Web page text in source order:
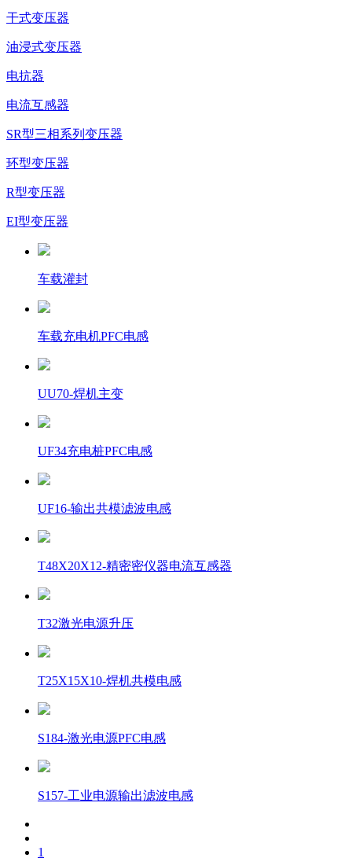
干式变压器
油浸式变压器
电抗器
电流互感器
SR型三相系列变压器
环型变压器
R型变压器
EI型变压器
车载灌封
车载充电机PFC电感
UU70-焊机主变
UF34充电桩PFC电感
UF16-输出共模滤波电感
T48X20X12-精密密仪器电流互感器
T32激光电源升压
T25X15X10-焊机共模电感
S184-激光电源PFC电感
S157-工业电源输出滤波电感
1